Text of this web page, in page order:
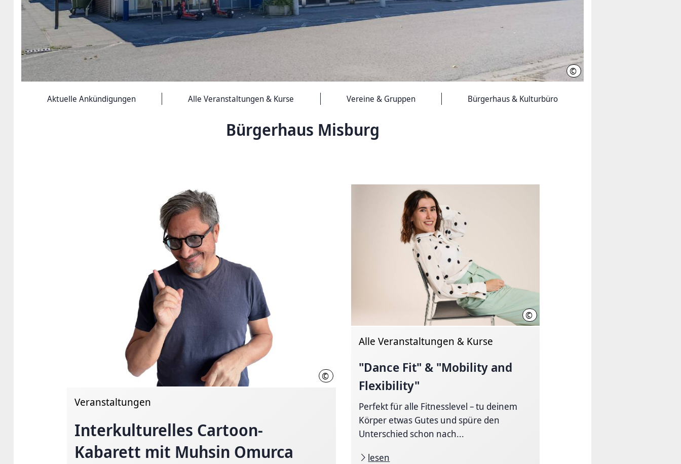
© Ayleen Draheim
Aktuelle Ankündigungen Alle Veranstaltungen & Kurse Vereine & Gruppen Bürgerhaus & Kulturbüro
Bürgerhaus Misburg
© Copyright M. Omurca
Veranstaltungen
Interkulturelles Cartoon-
Kabarett mit Muhsin Omurca
© Anna Kremenetska
Alle Veranstaltungen & Kurse
"Dance Fit" & "Mobility and
Flexibility"
Perfekt für alle Fitnesslevel – tu deinem
Körper etwas Gutes und spüre den
Unterschied schon nach...
lesen